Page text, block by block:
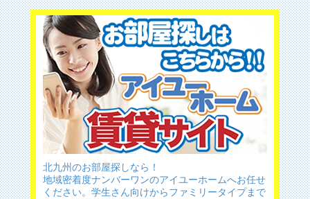
北九州のお部屋探しなら！
地域密着度ナンバーワンのアイユーホームへお任せ
ください。学生さん向けからファミリータイプまで